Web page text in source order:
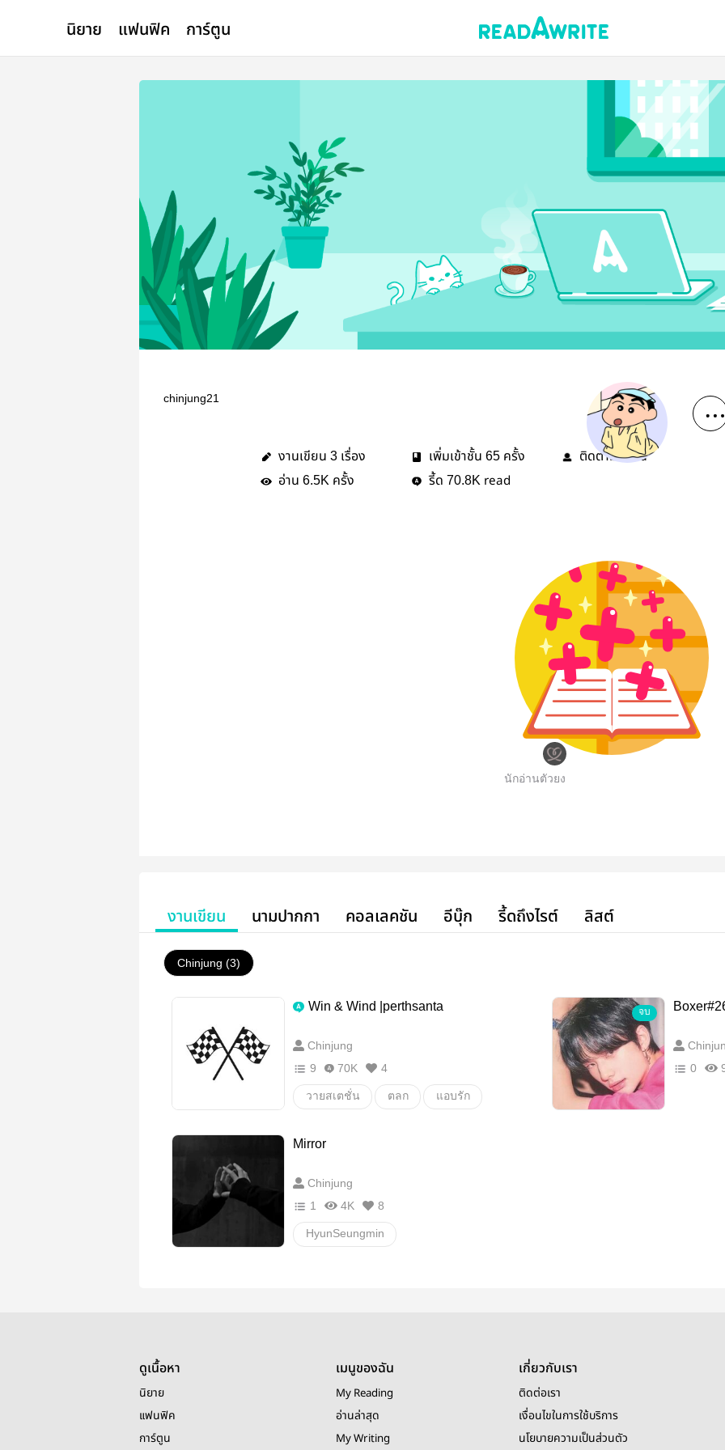
นิยาย แฟนฟิค การ์ตูน
chinjung21
งานเขียน 3 เรื่อง เพิ่มเข้าชั้น 65 ครั้ง ติดตาม4คน
อ่าน 6.5K ครั้ง รี้ด 70.8K read
นักอ่านตัวยง
งานเขียน นามปากกา คอลเลคชัน อีบุ๊ก รี้ดถึงไรต์ ลิสต์
Chinjung (3)
Win & Wind |perthsanta
Chinjung
9
70K 4
วายสเตชั่น ตลก แอบรัก
ดราม่า
เพิร์ธแซนต้า
จบ
0
Mirror
Chinjung
1
4K 8
HyunSeungmin
ดูเนื้อหา
นิยาย
แฟนฟิค
การ์ตูน
เมนูของฉัน
My Reading
อ่านล่าสุด
My Writing
เกี่ยวกับเรา
ติดต่อเรา
เงื่อนไขในการใช้บริการ
นโยบายความเป็นส่วนตัว